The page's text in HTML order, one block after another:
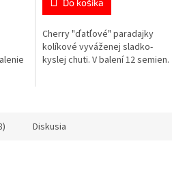
Do košíka
Cherry "ďatľové" paradajky
kolíkové vyváženej sladko-
kyslej chuti. V balení 12 semien.
Diskusia